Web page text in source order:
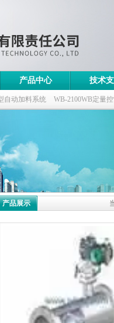
产品中心 技术
自动加料系统 WB-2100WB定量
制仪
产品展示